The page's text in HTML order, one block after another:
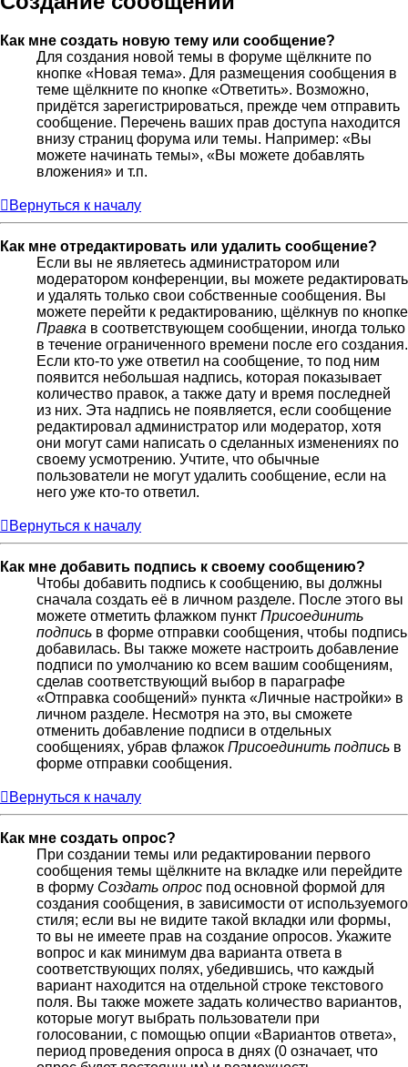
Как мне создать новую тему или сообщение?
Для создания новой темы в форуме щёлкните по
кнопке «Новая тема». Для размещения сообщения в
теме щёлкните по кнопке «Ответить». Возможно,
придётся зарегистрироваться, прежде чем отправить
сообщение. Перечень ваших прав доступа находится
внизу страниц форума или темы. Например: «Вы
можете начинать темы», «Вы можете добавлять
вложения» и т.п.
Вернуться к началу
Как мне отредактировать или удалить сообщение?
Если вы не являетесь администратором или
модератором конференции, вы можете редактировать
и удалять только свои собственные сообщения. Вы
можете перейти к редактированию, щёлкнув по кнопке
Правка в соответствующем сообщении, иногда только
в течение ограниченного времени после его создания.
Если кто-то уже ответил на сообщение, то под ним
появится небольшая надпись, которая показывает
количество правок, а также дату и время последней
из них. Эта надпись не появляется, если сообщение
редактировал администратор или модератор, хотя
они могут сами написать о сделанных изменениях по
своему усмотрению. Учтите, что обычные
пользователи не могут удалить сообщение, если на
него уже кто-то ответил.
Вернуться к началу
Как мне добавить подпись к своему сообщению?
Чтобы добавить подпись к сообщению, вы должны
сначала создать её в личном разделе. После этого вы
можете отметить флажком пункт Присоединить
подпись в форме отправки сообщения, чтобы подпись
добавилась. Вы также можете настроить добавление
подписи по умолчанию ко всем вашим сообщениям,
сделав соответствующий выбор в параграфе
«Отправка сообщений» пункта «Личные настройки» в
личном разделе. Несмотря на это, вы сможете
отменить добавление подписи в отдельных
сообщениях, убрав флажок Присоединить подпись в
форме отправки сообщения.
Вернуться к началу
Как мне создать опрос?
При создании темы или редактировании первого
сообщения темы щёлкните на вкладке или перейдите
в форму Создать опрос под основной формой для
создания сообщения, в зависимости от используемого
стиля; если вы не видите такой вкладки или формы,
то вы не имеете прав на создание опросов. Укажите
вопрос и как минимум два варианта ответа в
соответствующих полях, убедившись, что каждый
вариант находится на отдельной строке текстового
поля. Вы также можете задать количество вариантов,
которые могут выбрать пользователи при
голосовании, с помощью опции «Вариантов ответа»,
период проведения опроса в днях (0 означает, что